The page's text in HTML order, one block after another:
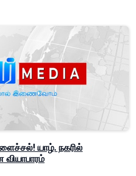
யாழ். நகரில்